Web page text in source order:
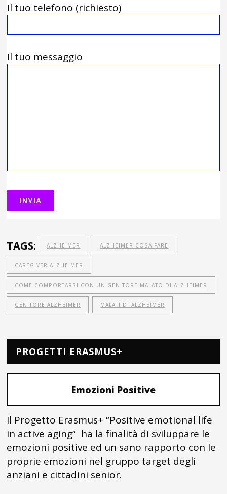
Il tuo telefono (richiesto)
Il tuo messaggio
TAGS: ALZHEIMER ALZHEIMER COSA FARE
CAREGIVER ALZHEIMER
COME COMPORTARSI CON UN GENITORE MALATO DI ALZHEIMER
GENITORE ALZHEIMER MALATI DI ALZHEIMER
PROGETTI ERASMUS+
Emozioni Positive
Il Progetto Erasmus+ “Positive emotional life
in active aging” ha la finalità di sviluppare le
emozioni positive ed un sano rapporto con le
proprie emozioni nel gruppo target degli
anziani e cittadini senior.